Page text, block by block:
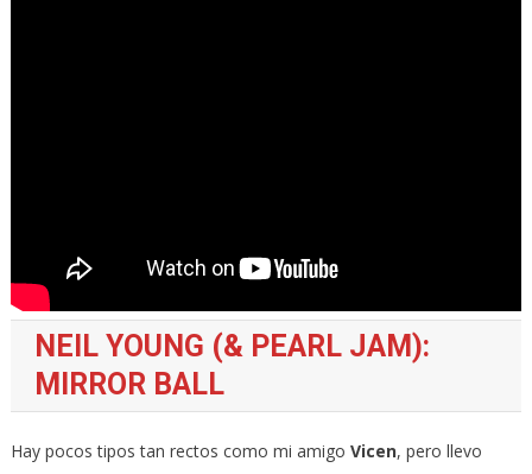
NEIL YOUNG (& PEARL JAM):
MIRROR BALL
Hay pocos tipos tan rectos como mi amigo Vicen, pero llevo